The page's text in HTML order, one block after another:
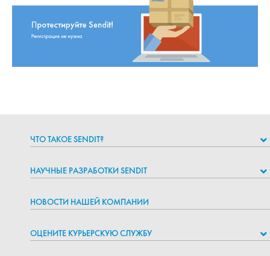
ЧТО ТАКОЕ SENDIT?
НАУЧНЫЕ РАЗРАБОТКИ SENDIT
НОВОСТИ НАШЕЙ КОМПАНИИ
ОЦЕНИТЕ КУРЬЕРСКУЮ СЛУЖБУ